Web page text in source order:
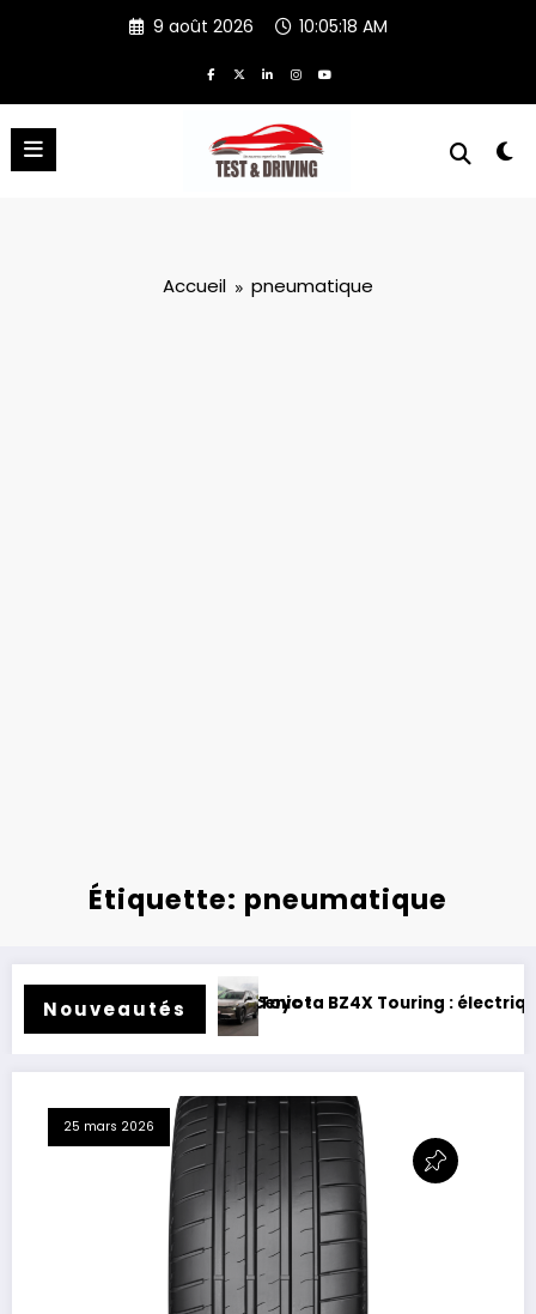
9 août 2026 10:05:20 AM
Accueil pneumatique
Étiquette: pneumatique
Nouveautés
et baroudeur ! Essai Swapa ZIP : Voiture sans
25 mars 2026